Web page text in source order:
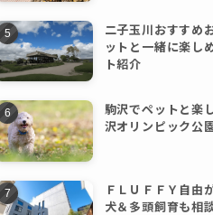
二子玉川おすすめ
ットと一緒に楽し
ト紹介
駒沢でペットと楽
沢オリンピック公
ＦＬＵＦＦＹ自由
犬＆多頭飼育も相